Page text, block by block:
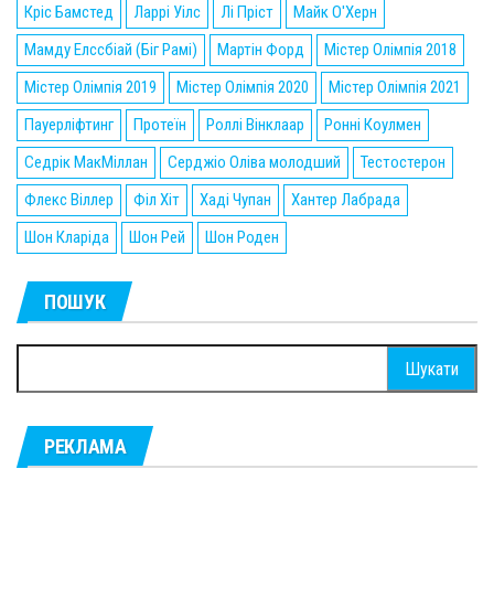
Кріс Бамстед
Ларрі Уілс Лі Пріст
Майк О'Херн
Мамду Елссбіай (Біг Рамі)
Мартін Форд
Містер Олімпія 2018
Містер Олімпія 2019
Містер Олімпія 2020
Містер Олімпія 2021
Пауерліфтинг
Протеїн Роллі Вінклаар
Ронні Коулмен
Седрік МакМіллан
Серджіо Оліва молодший
Тестостерон
Флекс Віллер
Філ Хіт Хаді Чупан
Хантер Лабрада
Шон Кларіда
Шон Рей Шон Роден
ПОШУК
РЕКЛАМА